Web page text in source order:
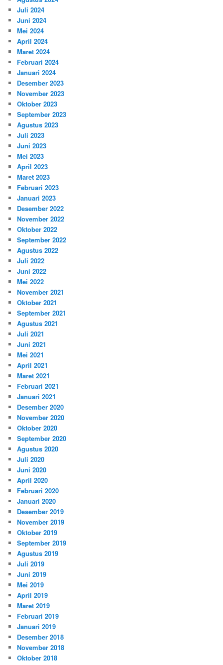
Juli 2024
Juni 2024
Mei 2024
April 2024
Maret 2024
Februari 2024
Januari 2024
Desember 2023
November 2023
Oktober 2023
September 2023
Agustus 2023
Juli 2023
Juni 2023
Mei 2023
April 2023
Maret 2023
Februari 2023
Januari 2023
Desember 2022
November 2022
Oktober 2022
September 2022
Agustus 2022
Juli 2022
Juni 2022
Mei 2022
November 2021
Oktober 2021
September 2021
Agustus 2021
Juli 2021
Juni 2021
Mei 2021
April 2021
Maret 2021
Februari 2021
Januari 2021
Desember 2020
November 2020
Oktober 2020
September 2020
Agustus 2020
Juli 2020
Juni 2020
April 2020
Februari 2020
Januari 2020
Desember 2019
November 2019
Oktober 2019
September 2019
Agustus 2019
Juli 2019
Juni 2019
Mei 2019
April 2019
Maret 2019
Februari 2019
Januari 2019
Desember 2018
November 2018
Oktober 2018